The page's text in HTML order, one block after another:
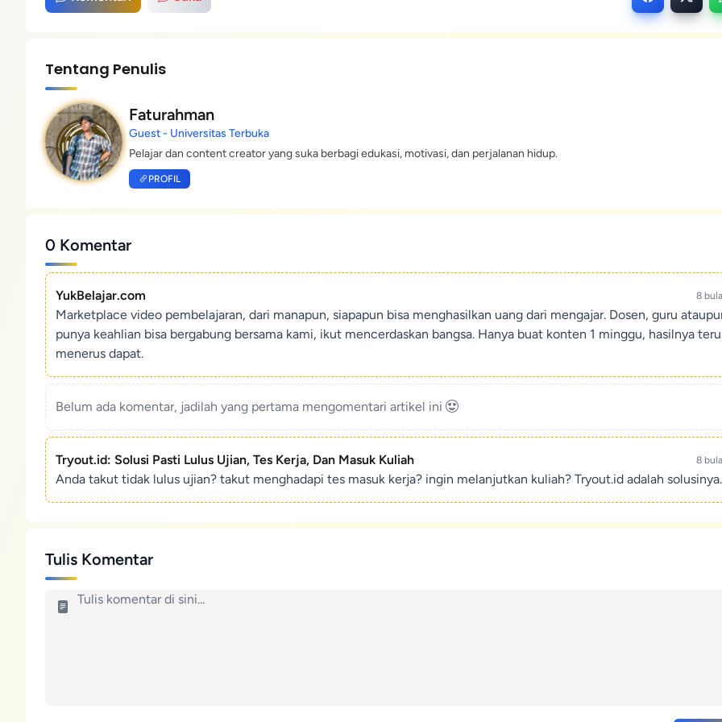
Tentang Penulis
Faturahman
Guest - Universitas Terbuka
Pelajar dan content creator yang suka berbagi edukasi, motivasi, dan perjalanan hidup.
PROFIL
0 Komentar
YukBelajar.com 8
Marketplace video pembelajaran, dari manapun, siapapun bisa menghasilkan uang dari mengajar. Dosen, guru
punya keahlian bisa bergabung bersama kami, ikut mencerdaskan bangsa. Hanya buat konten 1 minggu, hasilnya
menerus dapat.
Belum ada komentar, jadilah yang pertama mengomentari artikel ini
Tryout.id: Solusi Pasti Lulus Ujian, Tes Kerja, Dan Masuk Kuliah 8
Anda takut tidak lulus ujian? takut menghadapi tes masuk kerja? ingin melanjutkan kuliah? Tryout.id adalah solusinya.
Tulis Komentar